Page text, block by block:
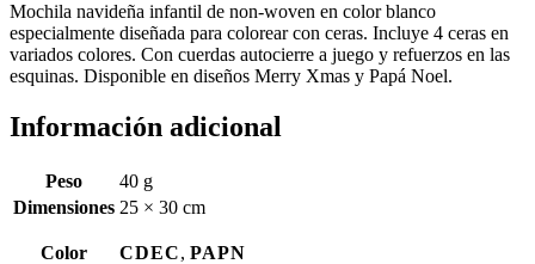
Mochila navideña infantil de non-woven en color blanco
especialmente diseñada para colorear con ceras. Incluye 4 ceras en
variados colores. Con cuerdas autocierre a juego y refuerzos en las
esquinas. Disponible en diseños Merry Xmas y Papá Noel.
Información adicional
Peso
40 g
Dimensiones 25 × 30 cm
Color CDEC, PAPN